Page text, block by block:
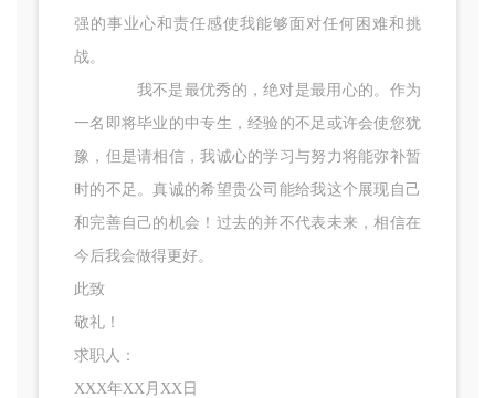
强的事业心和责任感使我能够面对任何困难和挑
战。
我不是最优秀的，绝对是最用心的。作为
一名即将毕业的中专生，经验的不足或许会使您犹
豫，但是请相信，我诚心的学习与努力将能弥补暂
时的不足。真诚的希望贵公司能给我这个展现自己
和完善自己的机会！过去的并不代表未来，相信在
今后我会做得更好。
此致
敬礼！
求职人：
XXX年XX月XX日